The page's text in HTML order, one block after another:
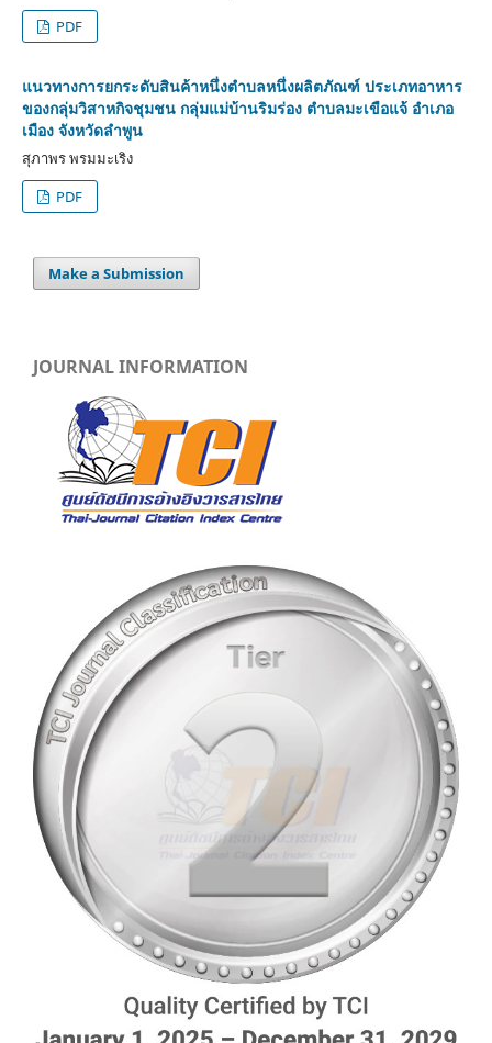
PDF
แนวทางการยกระดับสินค้าหนึ่งตำบลหนึ่งผลิตภัณฑ์ ประเภทอาหาร
ของกลุ่มวิสาหกิจชุมชน กลุ่มแม่บ้านริมร่อง ตำบลมะเขือแจ้ อำเภอ
เมือง จังหวัดลำพูน
สุภาพร พรมมะเริง
PDF
Make a Submission
JOURNAL INFORMATION